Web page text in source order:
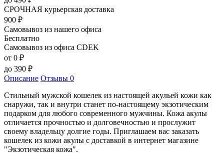
СРОЧНАЯ курьерская доставка
900 ₽
Самовывоз из нашего офиса
Бесплатно
Самовывоз из офиса CDEK
от 0 ₽
до 390 ₽
Описание Отзывы 0
Стильный мужской кошелек из настоящей акульей кожи как
снаружи, так и внутри станет по-настоящему экзотическим
подарком для любого современного мужчины. Кожа акулы
отличается прочностью и долговечностью и прослужит
своему владельцу долгие годы. Приглашаем вас заказать
кошелек из кожи акулы с доставкой в интернет магазине
"Экзотическая кожа".